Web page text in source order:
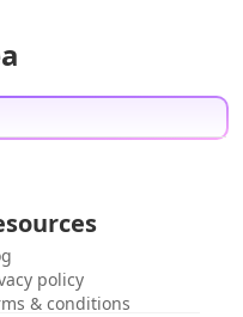
policy
& conditions